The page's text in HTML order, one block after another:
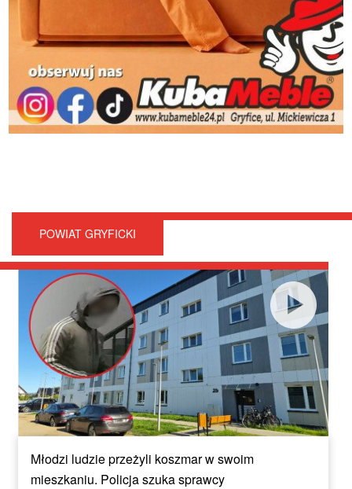
POWIAT GRYFICKI
Młodzi ludzie przeżyli koszmar w swoim
mieszkaniu. Policja szuka sprawcy